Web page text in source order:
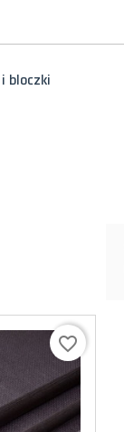
bloczki
favorite_border